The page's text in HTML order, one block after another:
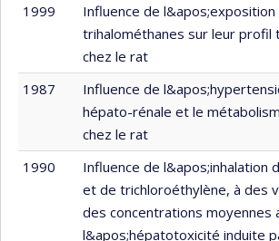
1999
Influence de
trihalométhanes sur leur profil
chez le rat
1987
Influence de
hépato-rénale et le
chez le rat
1990
Influence de l&apos;inhalation
et de trichloroéthylène, à des
des concentrations moyennes
l&apos;hépatotoxicité induite